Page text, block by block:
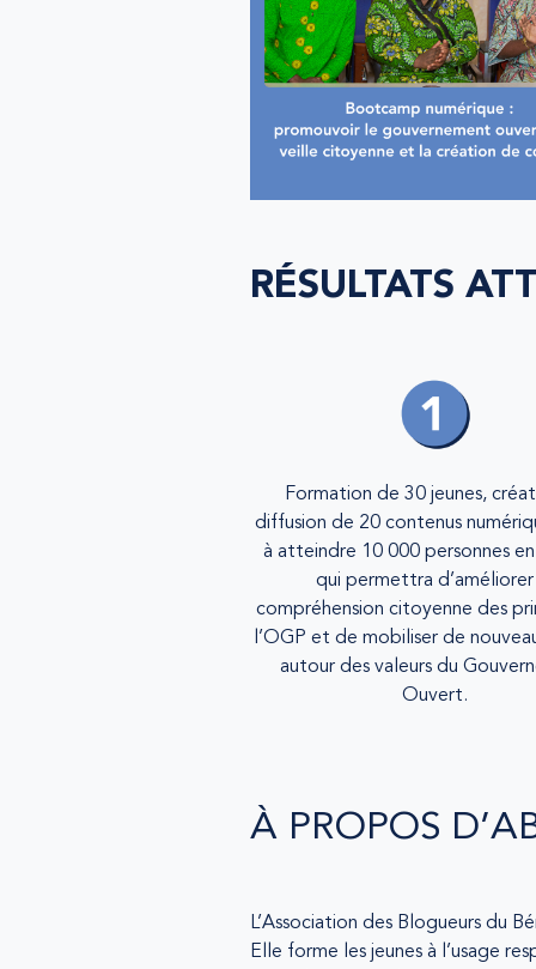
RÉSULTATS
Formation de 30 jeunes,
diffusion de 20 contenus
à atteindre 10 000 personnes
qui permettra d’améliorer
compréhension citoyenne des
l’OGP et de mobiliser de
autour des valeurs du
Ouvert.
À PROPOS
L’Association des Blogueurs du
Elle forme les jeunes à l’usage